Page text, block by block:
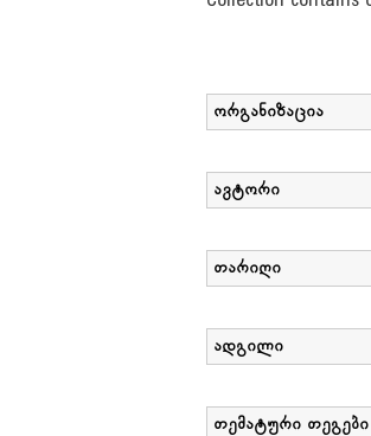
ორგანიზაცია
ავტორი
თარიღი
ადგილი
თემატური თეგები